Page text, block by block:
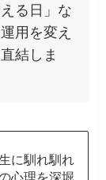
る日」な
用を変え
結しま
に馴れ馴れ
心理を深堀